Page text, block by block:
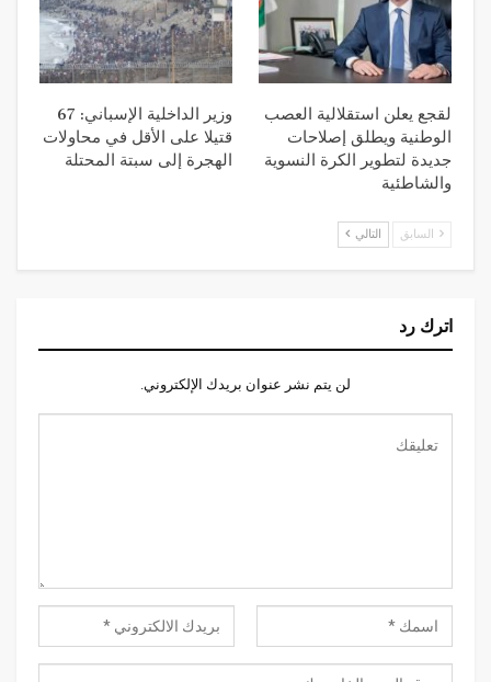
لقجع يعلن استقلالية العصب
الوطنية ويطلق إصلاحات
جديدة لتطوير الكرة النسوية
والشاطئية
وزير الداخلية الإسباني: 67
قتيلا على الأقل في محاولات
الهجرة إلى سبتة المحتلة
السابق التالي
اترك رد
لن يتم نشر عنوان بريدك الإلكتروني.